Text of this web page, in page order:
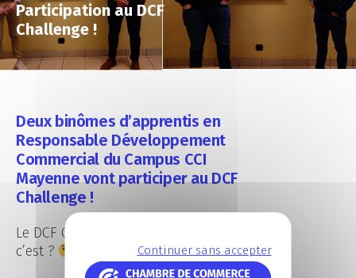
Participation au DCF
Challenge !
Deux binômes d’apprentis en
Responsable Développement
Commercial du Campus CCI
Mayenne vont participer au DCF
Challenge !
Le DCF Challenge, qu’est ce que
c’est ?
Continuer sans accepter